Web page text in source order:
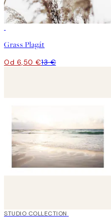
Grass Plagát
Od 6,50 €13 €
50%*
STUDIO COLLECTION